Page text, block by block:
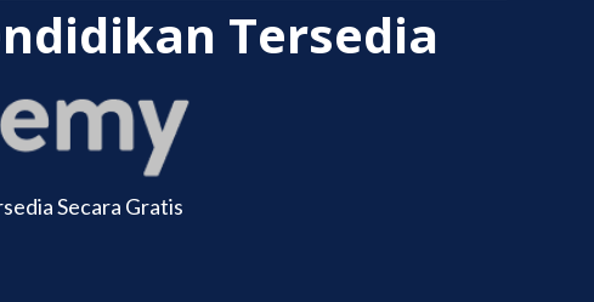
Tersedia
Secara Gratis